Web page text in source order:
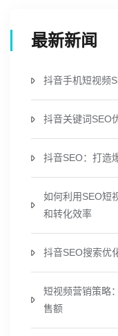
最新新闻
抖音手机短视频
抖音关键词SEO
抖音SEO：打造
如何利用SEO短
和转化效率
抖音SEO搜索优
短视频营销策略
售额